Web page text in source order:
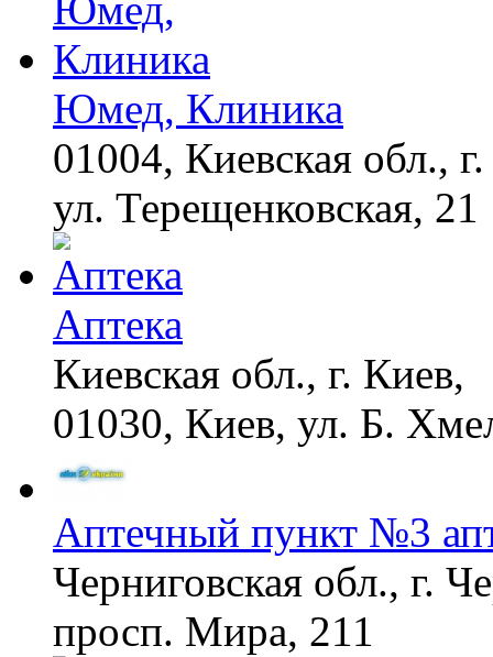
Юмед, Клиника
01004, Киевская обл.,
ул. Терещенковская, 21
Аптека
Киевская обл., г. Киев,
01030, Киев, ул. Б.
Аптечный пункт №3
Черниговская обл., г.
просп. Мира, 211